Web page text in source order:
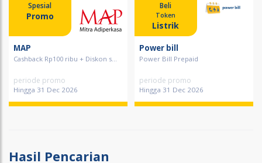
Spesial
Promo
MAP
Cashback Rp100 ribu + Diskon s...
periode promo
Hingga 31 Dec 2026
Beli
Token
Listrik
Power bill
Power Bill Prepaid
periode promo
Hingga 31 Dec 2026
Hasil Pencarian